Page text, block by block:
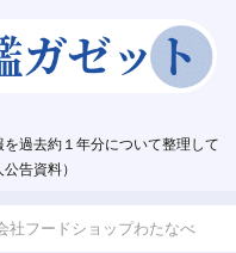
過去約１年分について整理して
告資料）
社フードショップわたなべ